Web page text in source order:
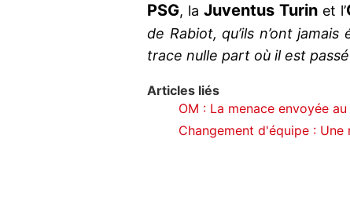
PSG, la Juventus Turinet l’
de Rabiot, qu’ils n’ont
trace nulle part où il est passé
Articles liés
OM : La menace envoyée
Changement d'équipe :